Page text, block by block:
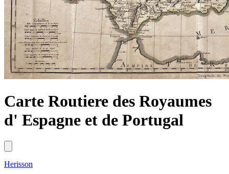
Carte Routiere des Royaumes
d' Espagne et de Portugal
Herisson